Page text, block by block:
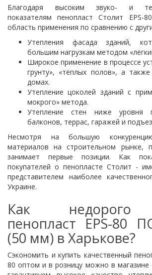
Благодаря высоким звуко- и
показателям пенопласт Столит EPS-
область применения по сравнению с
Утепления фасада зданий,
большим нагрузкам методом
Широкое применение в процессе
грунту», «тёплых полов», а
домах.
Утепление цоколей зданий с
мокрого» метода.
Утепление стен ниже уровня
балконов, террас, гаражей и
Несмотря на большую
материалов на строительном рынке,
занимает первые позиции. Как
покупателей о пенопласте Столит -
представителем наиболее
Украине.
Как недорого
пенопласт EPS-80
(50 мм) в Харькове?
Сэкономить и купить качественный
80 оптом и в розницу можно в